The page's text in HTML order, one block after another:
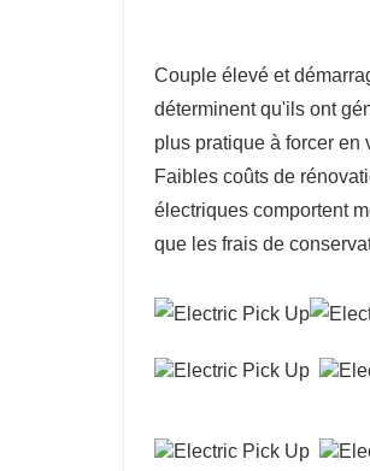
Couple élevé et
déterminent qu'ils ont
plus pratique à forcer en
Faibles coûts de
électriques comportent
que les frais de